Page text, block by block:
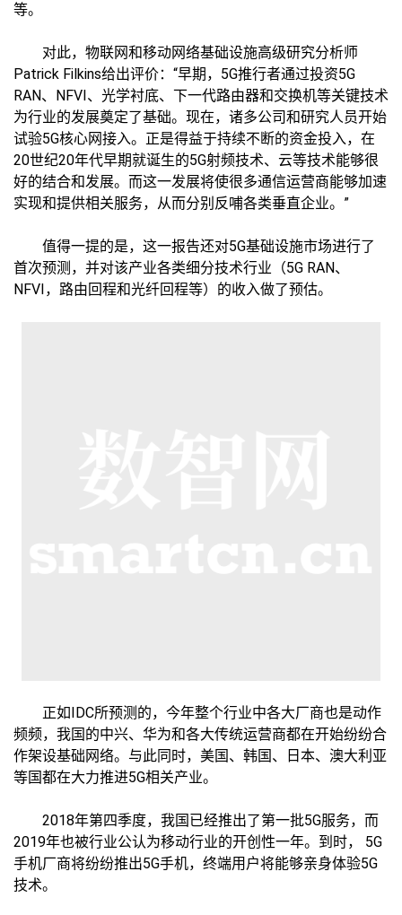
等。
对此，物联网和移动网络基础设施高级研究分析师
Patrick Filkins给出评价：“早期，5G推行者通过投资5G
RAN、NFVI、光学衬底、下一代路由器和交换机等关键技术
为行业的发展奠定了基础。现在，诸多公司和研究人员开始
试验5G核心网接入。正是得益于持续不断的资金投入，在
20世纪20年代早期就诞生的5G射频技术、云等技术能够很
好的结合和发展。而这一发展将使很多通信运营商能够加速
实现和提供相关服务，从而分别反哺各类垂直企业。”
值得一提的是，这一报告还对5G基础设施市场进行了
首次预测，并对该产业各类细分技术行业（5G RAN、
NFVI，路由回程和光纤回程等）的收入做了预估。
正如IDC所预测的，今年整个行业中各大厂商也是动作
频频，我国的中兴、华为和各大传统运营商都在开始纷纷合
作架设基础网络。与此同时，美国、韩国、日本、澳大利亚
等国都在大力推进5G相关产业。
2018年第四季度，我国已经推出了第一批5G服务，而
2019年也被行业公认为移动行业的开创性一年。到时， 5G
手机厂商将纷纷推出5G手机，终端用户将能够亲身体验5G
技术。